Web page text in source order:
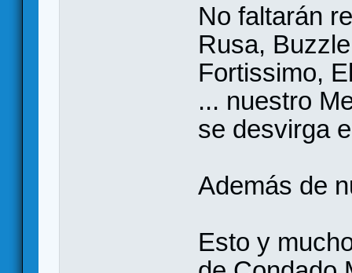
No faltarán
Rusa,
Fortissimo,
... nuestro
se desvirga
Además de
Esto y